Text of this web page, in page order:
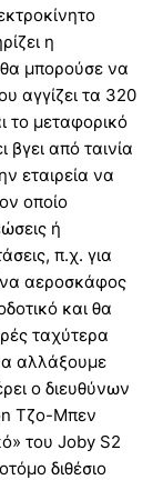
η
θα μπορούσε να
αγγίζει τα 320
το μεταφορικό
βγει από ταινία
εταιρεία να
οποίο
ή
π.χ. για
αεροσκάφος
και θα
ταχύτερα
αλλάξουμε
ο διευθύνων
Τζο-Μπεν
του Joby S2
διθέσιο